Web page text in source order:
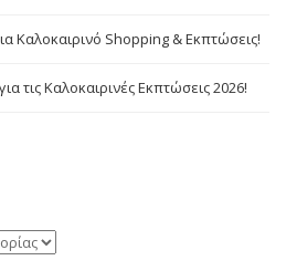
Καλοκαιρινό Shopping & Εκπτώσεις!
τις Καλοκαιρινές Εκπτώσεις 2026!